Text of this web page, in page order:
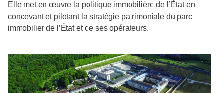
Elle met en œuvre la politique immobilière de l’État en
concevant et pilotant la stratégie patrimoniale du parc
immobilier de l’État et de ses opérateurs.